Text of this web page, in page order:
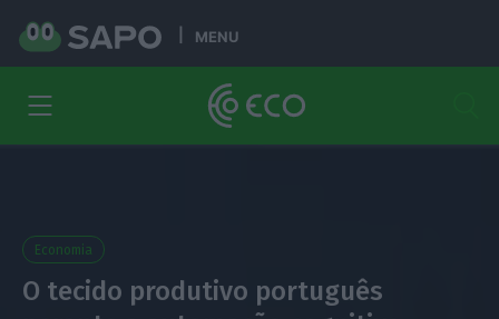
MENU
Economia
O tecido produtivo português